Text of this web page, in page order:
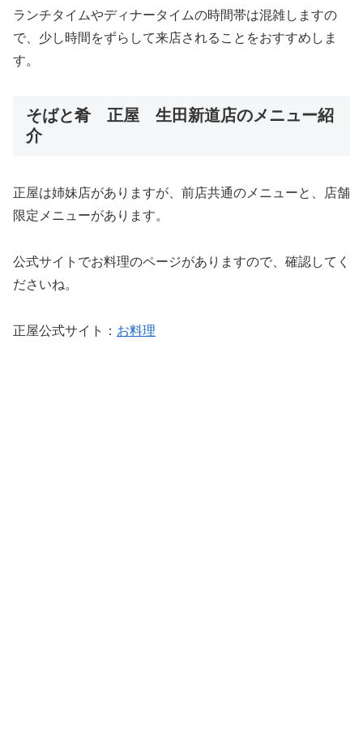
ランチタイムやディナータイムの時間帯は混雑しますの
で、少し時間をずらして来店されることをおすすめしま
す。
そばと肴 正屋 生田新道店のメニュー紹
介
正屋は姉妹店がありますが、前店共通のメニューと、店舗
限定メニューがあります。
公式サイトでお料理のページがありますので、確認してく
ださいね。
正屋公式サイト： お料理